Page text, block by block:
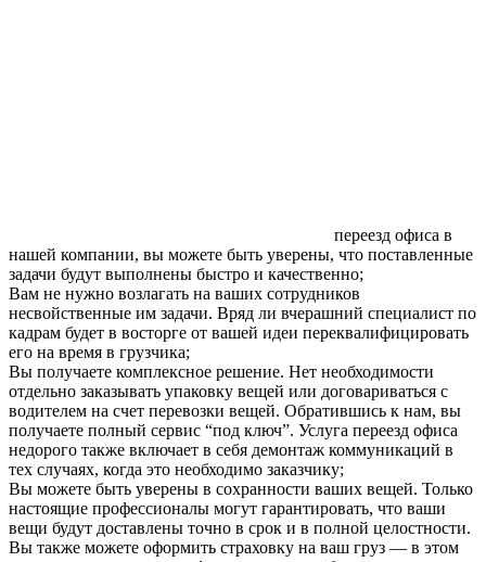
переезд офиса в
нашей компании, вы можете быть уверены, что поставленные
задачи будут выполнены быстро и качественно;
Вам не нужно возлагать на ваших сотрудников
несвойственные им задачи. Вряд ли вчерашний специалист по
кадрам будет в восторге от вашей идеи переквалифицировать
его на время в грузчика;
Вы получаете комплексное решение. Нет необходимости
отдельно заказывать упаковку вещей или договариваться с
водителем на счет перевозки вещей. Обратившись к нам, вы
получаете полный сервис “под ключ”. Услуга переезд офиса
недорого также включает в себя демонтаж коммуникаций в
тех случаях, когда это необходимо заказчику;
Вы можете быть уверены в сохранности ваших вещей. Только
настоящие профессионалы могут гарантировать, что ваши
вещи будут доставлены точно в срок и в полной целостности.
Вы также можете оформить страховку на ваш груз — в этом